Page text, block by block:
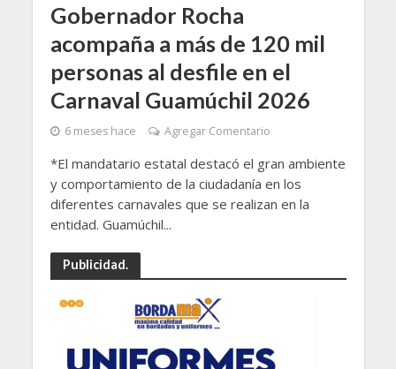
Gobernador Rocha
acompaña a más de 120 mil
personas al desfile en el
Carnaval Guamúchil 2026
6 meses hace Agregar Comentario
*El mandatario estatal destacó el gran ambiente
y comportamiento de la ciudadanía en los
diferentes carnavales que se realizan en la
entidad. Guamúchil...
Publicidad.